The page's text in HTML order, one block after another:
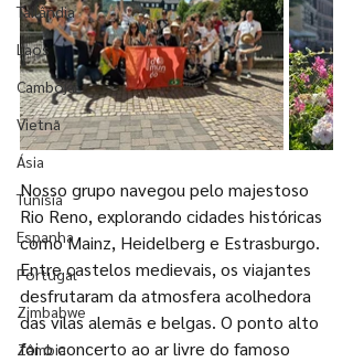
Tailândia
Laos
Camboja
Vietnã
Ásia
Tunísia
Espanha
Portugal
Zimbabwe
Zâmbia
Nosso grupo navegou pelo majestoso
Rio Reno, explorando cidades históricas
como Mainz, Heidelberg e Estrasburgo.
Entre castelos medievais, os viajantes
desfrutaram da atmosfera acolhedora
das vilas alemãs e belgas. O ponto alto
foi o concerto ao ar livre do famoso